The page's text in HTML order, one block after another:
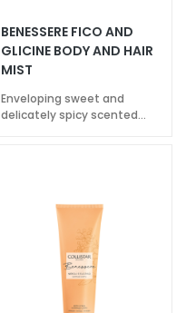
BENESSERE FICO AND
GLICINE BODY AND HAIR
MIST
Enveloping sweet and
delicately spicy scented